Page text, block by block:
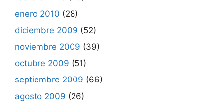
enero 2010 (28)
diciembre 2009 (52)
noviembre 2009 (39)
octubre 2009 (51)
septiembre 2009 (66)
agosto 2009 (26)